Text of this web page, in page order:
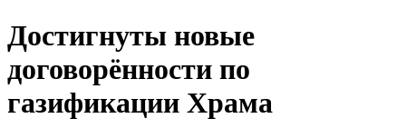
Достигнуты новые
договорённости по
газификации Храма